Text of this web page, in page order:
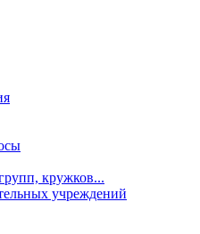
кружков...
учреждений